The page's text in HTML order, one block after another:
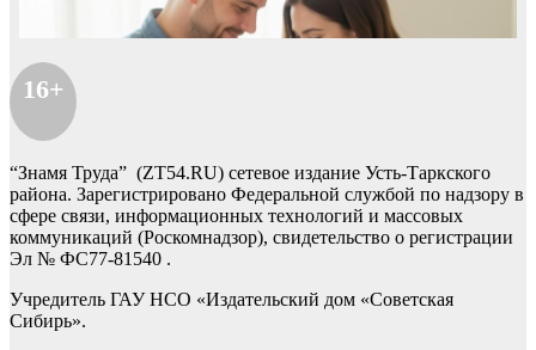
16+
“Знамя Труда” (ZT54.RU) сетевое издание Усть-Таркского
района. Зарегистрировано Федеральной службой по надзору в
сфере связи, информационных технологий и массовых
коммуникаций (Роскомнадзор), свидетельство о регистрации
Эл № ФС77-81540 .
Учредитель ГАУ НСО «Издательский дом «Советская
Сибирь».